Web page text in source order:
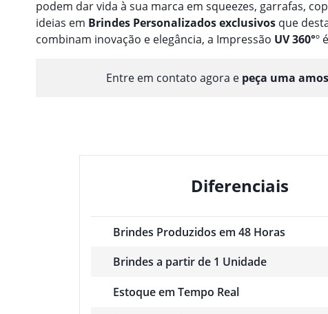
podem dar vida à sua marca em squeezes, garrafas,
ideias em Brindes Personalizadosexclusivos que
combinam inovação e elegância, a Impressão UV 360°º
Entre em contato agora e peça uma
Diferenciais
Brindes Produzidos em 48 Horas
Brindes a partir de 1 Unidade
Estoque em Tempo Real